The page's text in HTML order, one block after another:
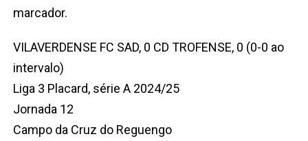
marcador.
VILAVERDENSE FC SAD, 0 CD TROFENSE, 0 (0-0 ao
intervalo)
Liga 3 Placard, série A 2024/25
Jornada 12
Campo da Cruz do Reguengo